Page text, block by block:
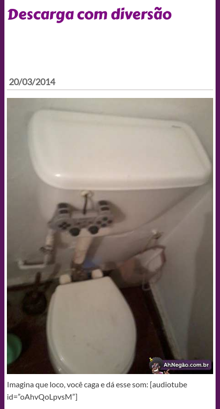
Descarga com diversão
20/03/2014
Imagina que loco, você caga e dá esse som: [audiotube
id=”oAhvQoLpvsM”]